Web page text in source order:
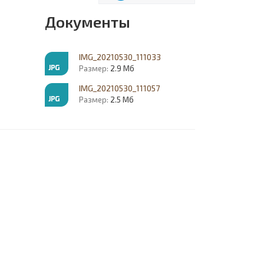
Документы
IMG_20210530_111033
Размер: 2.9 Мб
IMG_20210530_111057
Размер: 2.5 Мб